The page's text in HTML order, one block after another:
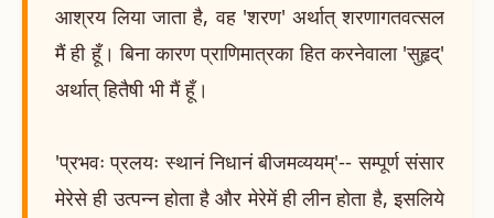
आश्रय लिया जाता है, वह 'शरण' अर्थात् शरणागतवत्सल
मैं ही हूँ। बिना कारण प्राणिमात्रका हित करनेवाला 'सुहृद्'
अर्थात् हितैषी भी मैं हूँ।
'प्रभवः प्रलयः स्थानं निधानं बीजमव्ययम्'-- सम्पूर्ण संसार
मेरेसे ही उत्पन्न होता है और मेरेमें ही लीन होता है, इसलिये